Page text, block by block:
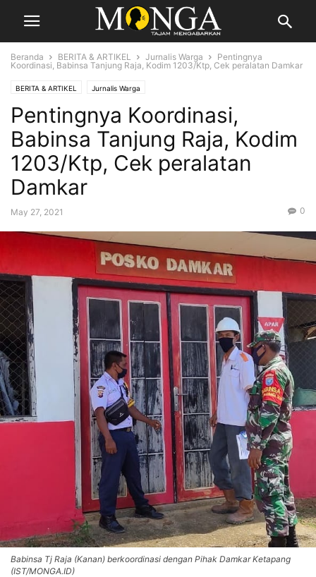
Beranda BERITA & ARTIKEL Jurnalis Warga
Pentingnya
Koordinasi, Babinsa Tanjung Raja, Kodim 1203/Ktp, Cek peralatan Damkar
BERITA & ARTIKEL Jurnalis Warga
Pentingnya Koordinasi,
Babinsa Tanjung Raja, Kodim
1203/Ktp, Cek peralatan
Damkar
May 27, 2021 0
Babinsa Tj Raja (Kanan) berkoordinasi dengan Pihak Damkar Ketapang
(IST/MONGA.ID)